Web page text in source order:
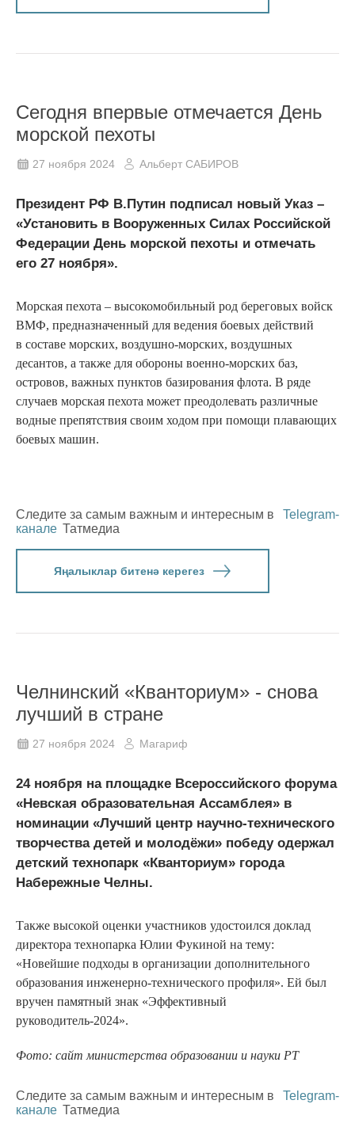
Сегодня впервые отмечается День
морской пехоты
27 ноября 2024 Альберт САБИРОВ
Президент РФ В.Путин подписал новый Указ –
«Установить в Вооруженных Силах Российской
Федерации День морской пехоты и отмечать
его 27 ноября».
Морская пехота – высокомобильный род береговых войск
ВМФ, предназначенный для ведения боевых действий
в составе морских, воздушно-морских, воздушных
десантов, а также для обороны военно-морских баз,
островов, важных пунктов базирования флота. В ряде
случаев морская пехота может преодолевать различные
водные препятствия своим ходом при помощи плавающих
боевых машин.
Следите за самым важным и интересным в
Telegram-
канале Татмедиа
Яңалыклар битенә керегез
Челнинский «Кванториум» - снова
лучший в стране
27 ноября 2024 Магариф
24 ноября на площадке Всероссийского форума
«Невская образовательная Ассамблея» в
номинации «Лучший центр научно-технического
творчества детей и молодёжи» победу одержал
детский технопарк «Кванториум» города
Набережные Челны.
Также высокой оценки участников удостоился доклад
директора технопарка Юлии Фукиной на тему:
«Новейшие подходы в организации дополнительного
образования инженерно-технического профиля». Ей был
вручен памятный знак «Эффективный
руководитель-2024».
Фото: сайт министерства образовании и науки РТ
Следите за самым важным и интересным в
Telegram-
канале Татмедиа